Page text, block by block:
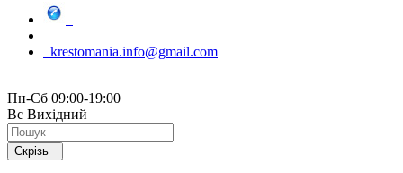
krestomania.info@gmail.com
Пн-Сб 09:00-19:00
Вс Вихідний
Скрізь